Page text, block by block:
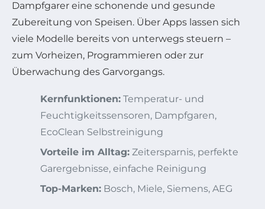
Dampfgarer eine schonende und gesunde
Zubereitung von Speisen. Über Apps lassen sich
viele Modelle bereits von unterwegs steuern –
zum Vorheizen, Programmieren oder zur
Überwachung des Garvorgangs.
Kernfunktionen: Temperatur- und
Feuchtigkeitssensoren, Dampfgaren,
EcoClean Selbstreinigung
Vorteile im Alltag: Zeitersparnis, perfekte
Garergebnisse, einfache Reinigung
Top-Marken: Bosch, Miele, Siemens, AEG